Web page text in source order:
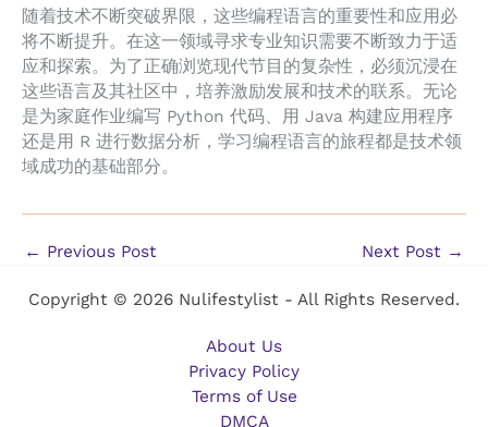
随着技术不断突破界限，这些编程语言的重要性和应用必
将不断提升。在这一领域寻求专业知识需要不断致力于适
应和探索。为了正确浏览现代节目的复杂性，必须沉浸在
这些语言及其社区中，培养激励发展和技术的联系。无论
是为家庭作业编写 Python 代码、用 Java 构建应用程序
还是用 R 进行数据分析，学习编程语言的旅程都是技术领
域成功的基础部分。
← Previous Post Next Post →
Copyright © 2026 Nulifestylist - All Rights Reserved.
About Us
Privacy Policy
Terms of Use
DMCA